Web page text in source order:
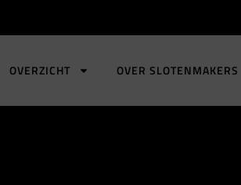
OVERZICHT OVER SLOTENMAKERS